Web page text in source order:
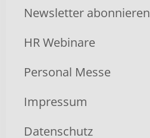
Newsletter abonnieren
HR Webinare
Personal Messe
Impressum
Datenschutz